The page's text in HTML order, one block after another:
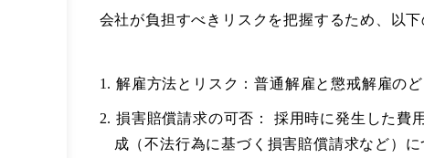
会社が負担すべきリスクを把握するため、以
1. 解雇方法とリスク：普通解雇と懲戒解雇の
2. 損害賠償請求の可否： 採用時に発生した費
成（不法行為に基づく損害賠償請求など）